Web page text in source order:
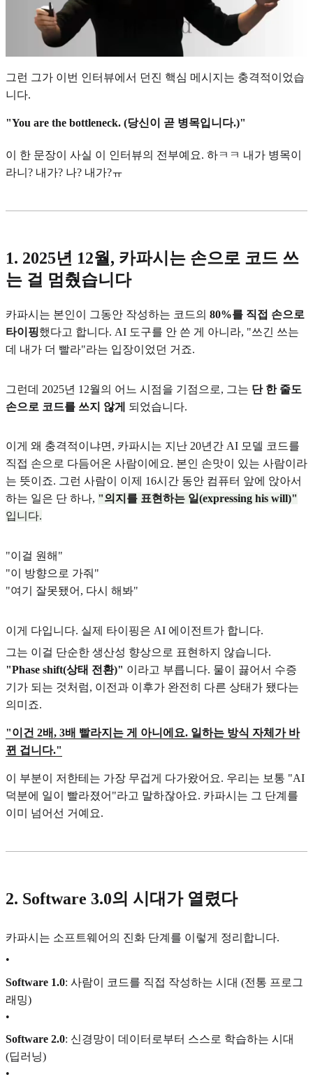
그런 그가 이번 인터뷰에서 던진 핵심 메시지는 충격적이었습
니다.
"You are the bottleneck. (당신이 곧 병목입니다.)"
이 한 문장이 사실 이 인터뷰의 전부예요. 하ㅋㅋ 내가 병목이
라니? 내가? 나? 내가?ㅠ
1. 2025년 12월, 카파시는 손으로 코드 쓰
는 걸 멈췄습니다
카파시는 본인이 그동안 작성하는 코드의 80%를 직접 손으로
타이핑했다고 합니다. AI 도구를 안 쓴 게 아니라, "쓰긴 쓰는
데 내가 더 빨라"라는 입장이었던 거죠.
그런데 2025년 12월의 어느 시점을 기점으로, 그는 단 한 줄도
손으로 코드를 쓰지 않게
되었습니다.
이게 왜 충격적이냐면, 카파시는 지난 20년간 AI 모델 코드를
직접 손으로 다듬어온 사람이에요. 본인 손맛이 있는 사람이라
는 뜻이죠. 그런 사람이 이제 16시간 동안 컴퓨터 앞에 앉아서
하는 일은 단 하나, "의지를 표현하는 일(expressing his will)"
입니다.
"이걸 원해"
"이 방향으로 가줘"
"여기 잘못됐어, 다시 해봐"
이게 다입니다. 실제 타이핑은 AI 에이전트가 합니다.
그는 이걸 단순한 생산성 향상으로 표현하지 않습니다.
"Phase shift(상태 전환)" 이라고 부릅니다. 물이 끓어서 수증
기가 되는 것처럼, 이전과 이후가 완전히 다른 상태가 됐다는
의미죠.
"이건 2배, 3배 빨라지는 게 아니에요. 일하는 방식 자체가 바
뀐 겁니다."
이 부분이 저한테는 가장 무겁게 다가왔어요. 우리는 보통 "AI
덕분에 일이 빨라졌어"라고 말하잖아요. 카파시는 그 단계를
이미 넘어선 거예요.
2. Software 3.0의 시대가 열렸다
카파시는 소프트웨어의 진화 단계를 이렇게 정리합니다.
•
Software 1.0: 사람이 코드를 직접 작성하는 시대 (전통 프로그
래밍)
•
Software 2.0: 신경망이 데이터로부터 스스로 학습하는 시대
(딥러닝)
•